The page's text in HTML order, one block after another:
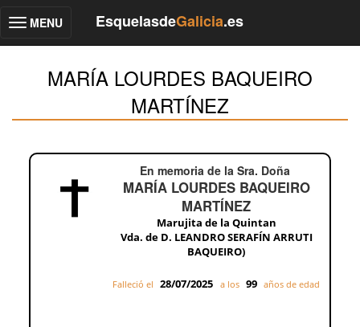
Toggle
MENU EsquelasdeGalicia.es
MARÍA LOURDES BAQUEIRO
MARTÍNEZ
En memoria de la Sra. Doña
MARÍA LOURDES BAQUEIRO
MARTÍNEZ
Marujita de la Quintan
Vda. de D. LEANDRO SERAFÍN ARRUTI
BAQUEIRO)
Falleció el 28/07/2025 a los 99 años de edad